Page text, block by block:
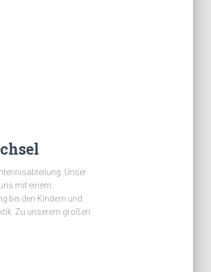
Unser
mit einem
bei den Kindern und
Zu unserem großen